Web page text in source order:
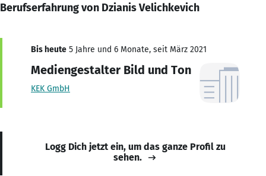
Berufserfahrung von Dzianis Velichkevich
Bis heute 5 Jahre und 6 Monate, seit März 2021
Mediengestalter Bild und Ton
KEK GmbH
Logg Dich jetzt ein, um das ganze Profil zu
sehen.